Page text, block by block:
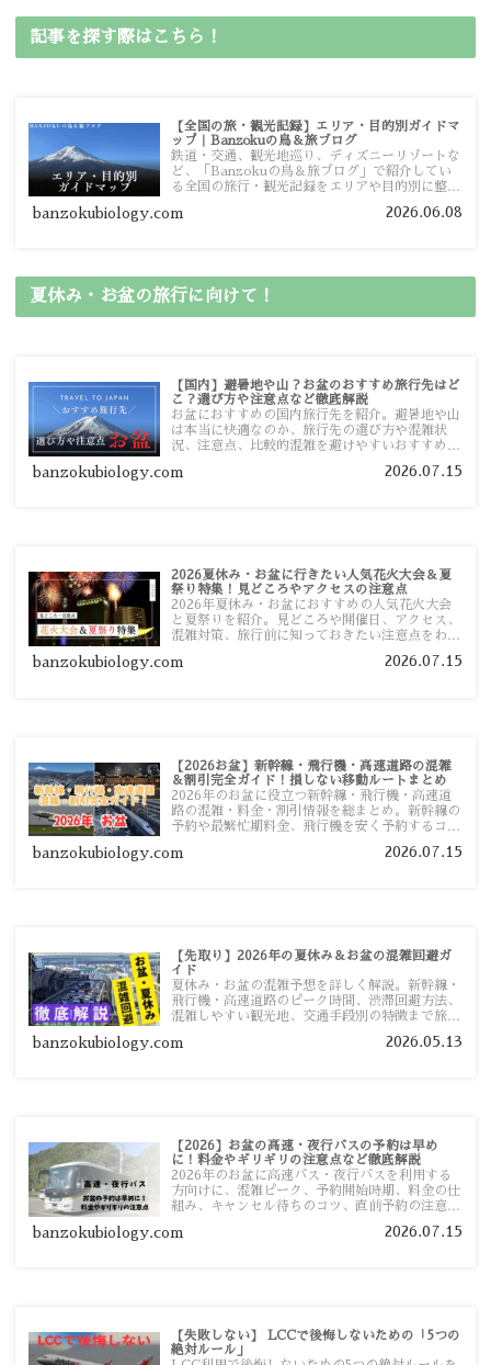
記事を探す際はこちら！
【全国の旅・観光記録】エリア・目的別ガイドマ
ップ｜Banzokuの鳥＆旅ブログ
鉄道・交通、観光地巡り、ディズニーリゾートな
ど、「Banzokuの鳥＆旅ブログ」で紹介してい
る全国の旅行・観光記録をエリアや目的別に整理
ガイドマップからスムーズに見つけていただけま
banzokubiology.com 2026.06.08
夏休み・お盆の旅行に向けて！
【国内】避暑地や山？お盆のおすすめ旅行先はど
こ？選び方や注意点など徹底解説
お盆におすすめの国内旅行先を紹介。避暑地や山
は本当に快適なのか、旅行先の選び方や混雑状
況、注意点、比較的混雑を避けやすいおすすめス
す。
banzokubiology.com 2026.07.15
2026夏休み・お盆に行きたい人気花火大会＆夏
祭り特集！見どころやアクセスの注意点
2026年夏休み・お盆におすすめの人気花火大会
と夏祭りを紹介。見どころや開催日、アクセス、
混雑対策、旅行前に知っておきたい注意点をわか
banzokubiology.com 2026.07.15
【2026お盆】新幹線・飛行機・高速道路の混雑
＆割引完全ガイド！損しない移動ルートまとめ
2026年のお盆に役立つ新幹線・飛行機・高速道
路の混雑・料金・割引情報を総まとめ。新幹線の
予約や最繁忙期料金、飛行機を安く予約するコ
い移動方法を分かりやすく解説します。
banzokubiology.com 2026.07.15
【先取り】2026年の夏休み＆お盆の混雑回避ガ
イド
夏休み・お盆の混雑予想を詳しく解説。新幹線・
飛行機・高速道路のピーク時間、渋滞回避方法、
混雑しやすい観光地、交通手段別の特徴まで旅行
banzokubiology.com 2026.05.13
【2026】お盆の高速・夜行バスの予約は早め
に！料金やギリギリの注意点など徹底解説
2026年のお盆に高速バス・夜行バスを利用する
方向けに、混雑ピーク、予約開始時期、料金の仕
組み、キャンセル待ちのコツ、直前予約の注意点
banzokubiology.com 2026.07.15
【失敗しない】 LCCで後悔しないための「5つの
絶対ルール」